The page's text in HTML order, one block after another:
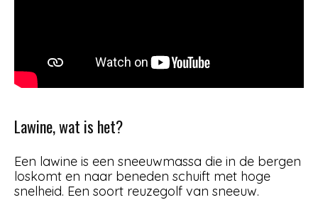
Lawine, wat is het?
Een lawine is een sneeuwmassa die in de bergen
loskomt en naar beneden schuift met hoge
snelheid. Een soort reuzegolf van sneeuw.